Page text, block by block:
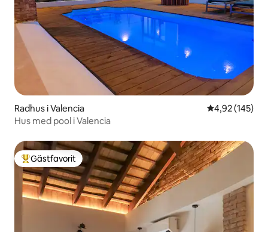
Radhus i Valencia 4,92 av 5 i
4,92 (145)
Hus med pool i Valencia
Populär gästfavorit
Gästfavorit